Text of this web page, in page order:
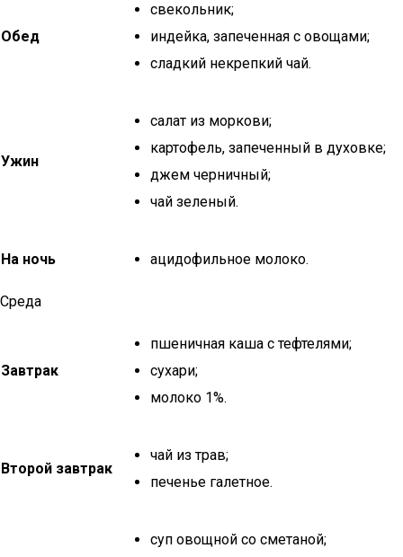
Обед
свекольник;
индейка, запеченная с овощами;
сладкий некрепкий чай.
Ужин
салат из моркови;
картофель, запеченный в духовке;
джем черничный;
чай зеленый.
На ночь ацидофильное молоко.
Среда
Завтрак
пшеничная каша с тефтелями;
сухари;
молоко 1%.
Второй завтрак
чай из трав;
печенье галетное.
суп овощной со сметаной;